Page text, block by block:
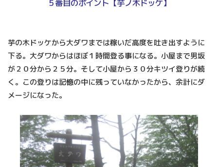
５番目のポイント【芋ノ木ドッケ】
芋の木ドッケから大ダワまでは稼いだ高度を吐き出すように
下る。大ダワからはほぼ１時間登る事になる。小屋まで男坂
が２０分から２５分。そして小屋から３０分キツイ登りが続
く。この登りは記憶の中に残っていなかったから、余計にダ
メージになった。